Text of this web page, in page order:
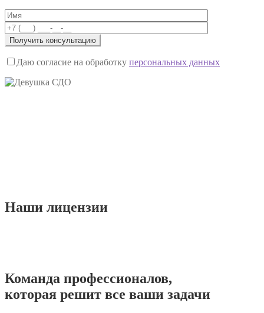
Даю согласие на обработку персональных данных
Наши лицензии
Команда профессионалов,
которая решит все ваши задачи